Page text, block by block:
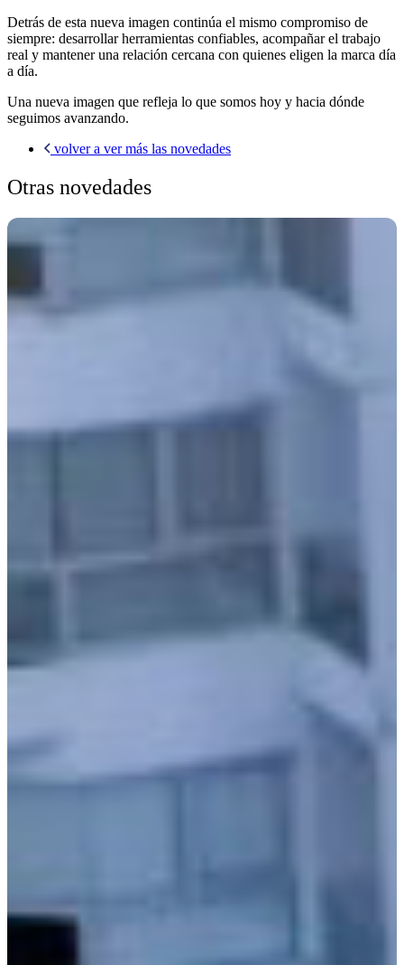
Detrás de esta nueva imagen continúa el mismo compromiso de
siempre: desarrollar herramientas confiables, acompañar el trabajo
real y mantener una relación cercana con quienes eligen la marca día
a día.
Una nueva imagen que refleja lo que somos hoy y hacia dónde
seguimos avanzando.
volver a ver más las novedades
Otras novedades